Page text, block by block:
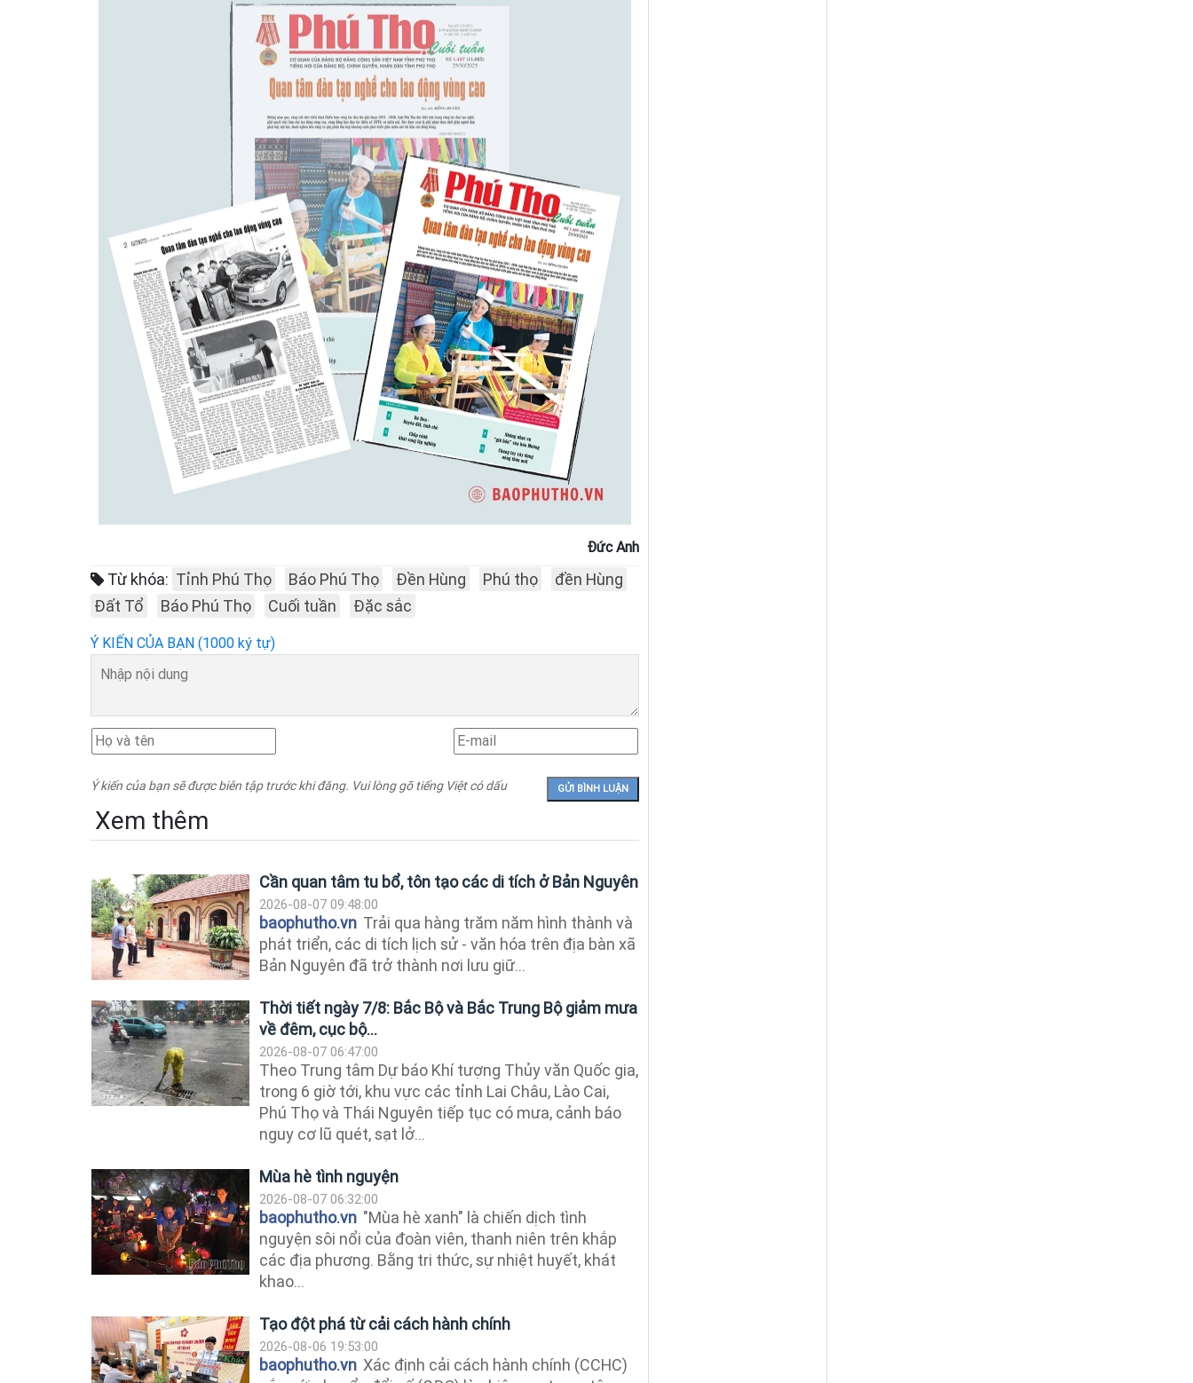
Đức Anh
Từ khóa: Tỉnh Phú Thọ Báo Phú Thọ Đền Hùng Phú thọ
đền Hùng
Đất Tổ
Báo Phú Thọ Cuối tuần Đặc sắc
Ý KIẾN CỦA BẠN (1000 ký tự)
Ý kiến của bạn sẽ được biên tập trước khi đăng. Vui lòng gõ tiếng Việt có dấu
Xem thêm
Cần quan tâm tu bổ, tôn tạo các di tích ở Bản Nguyên
2026-08-07 09:48:00
baophutho.vn Trải qua hàng trăm năm hình thành và
phát triển, các di tích lịch sử - văn hóa trên địa bàn xã
Bản Nguyên đã trở thành nơi lưu giữ...
Thời tiết ngày 7/8: Bắc Bộ và Bắc Trung Bộ giảm mưa
về đêm, cục bộ...
2026-08-07 06:47:00
Theo Trung tâm Dự báo Khí tượng Thủy văn Quốc gia,
trong 6 giờ tới, khu vực các tỉnh Lai Châu, Lào Cai,
Phú Thọ và Thái Nguyên tiếp tục có mưa, cảnh báo
nguy cơ lũ quét, sạt lở...
Mùa hè tình nguyện
2026-08-07 06:32:00
baophutho.vn "Mùa hè xanh" là chiến dịch tình
nguyện sôi nổi của đoàn viên, thanh niên trên khắp
các địa phương. Bằng tri thức, sự nhiệt huyết, khát
khao...
Tạo đột phá từ cải cách hành chính
2026-08-06 19:53:00
baophutho.vn Xác định cải cách hành chính (CCHC)